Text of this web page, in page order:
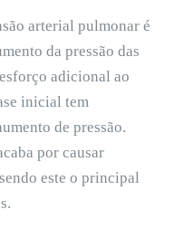
arterial pulmonar é
da pressão das
adicional ao
inicial tem
de pressão.
por causar
este o principal